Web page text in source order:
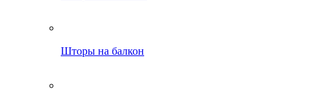
Шторы на балкон